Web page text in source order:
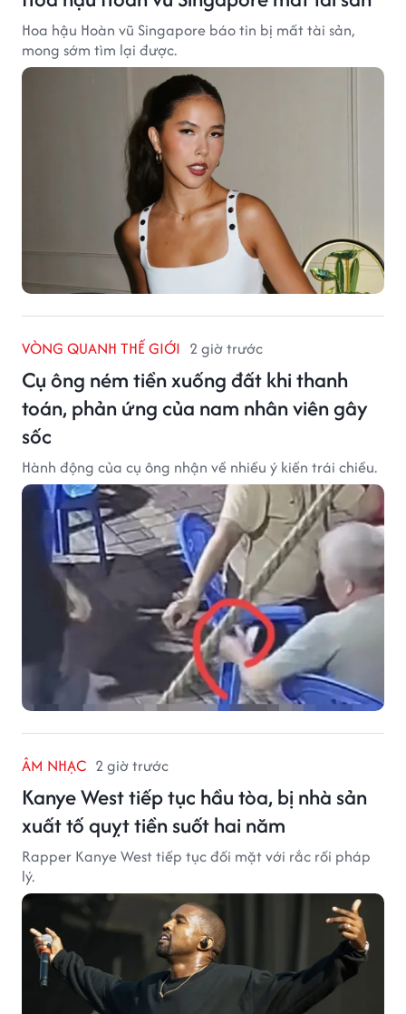
Hoa hậu Hoàn vũ Singapore báo tin bị mất tài sản,
mong sớm tìm lại được.
VÒNG QUANH THẾ GIỚI 2 giờ trước
Cụ ông ném tiền xuống đất khi thanh
toán, phản ứng của nam nhân viên gây
sốc
Hành động của cụ ông nhận về nhiều ý kiến trái chiều.
ÂM NHẠC 2 giờ trước
Kanye West tiếp tục hầu tòa, bị nhà sản
xuất tố quỵt tiền suốt hai năm
Rapper Kanye West tiếp tục đối mặt với rắc rối pháp
lý.